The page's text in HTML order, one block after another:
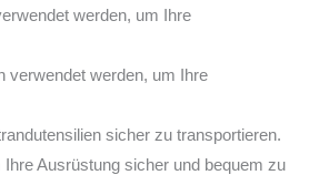
werden, um Ihre
verwendet werden, um Ihre
sicher zu transportieren.
Ausrüstung sicher und bequem zu